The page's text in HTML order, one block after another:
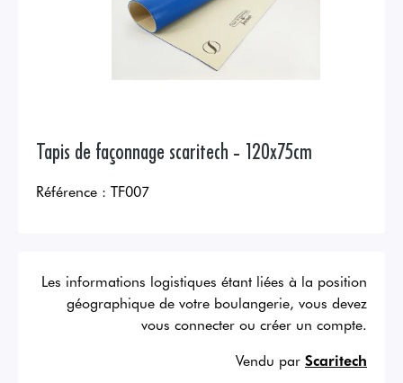
Tapis de façonnage scaritech - 120x75cm
Référence : TF007
Les informations logistiques étant liées à la position
géographique de votre boulangerie, vous devez
vous connecter ou créer un compte.
Vendu par Scaritech